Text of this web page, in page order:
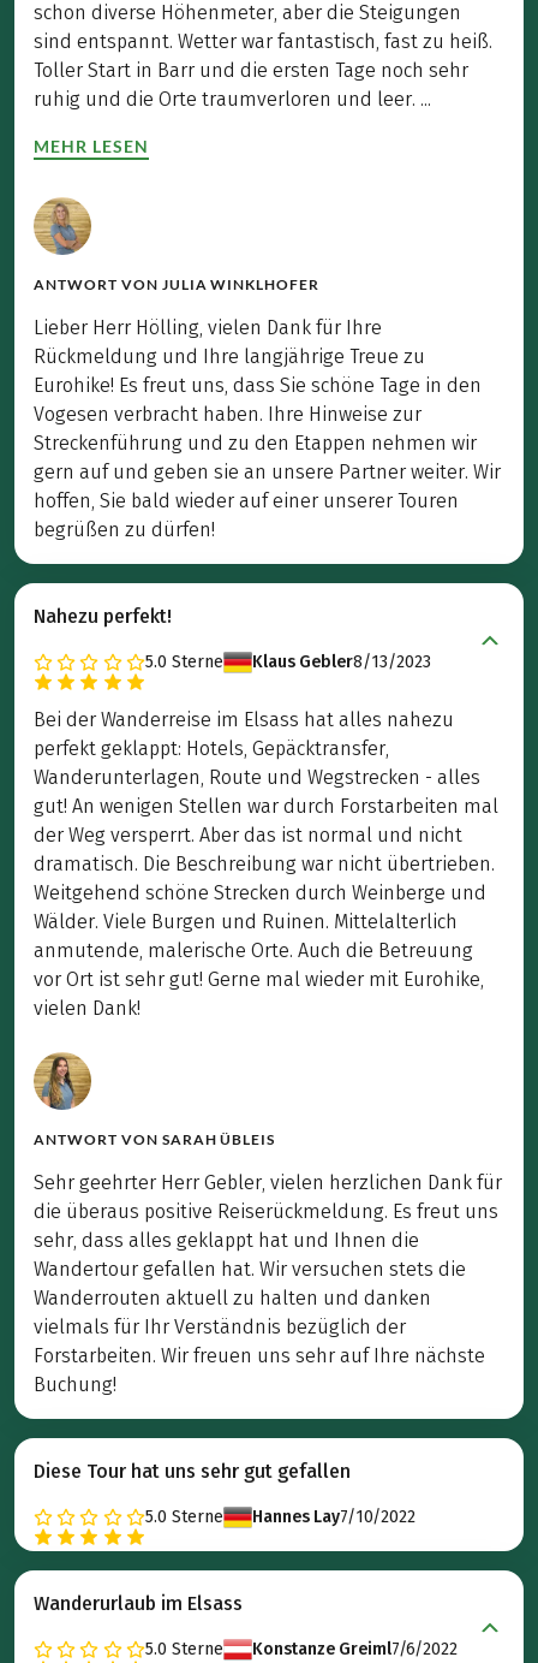
schon diverse Höhenmeter, aber die Steigungen
sind entspannt. Wetter war fantastisch, fast zu heiß.
Toller Start in Barr und die ersten Tage noch sehr
ruhig und die Orte traumverloren und leer. ...
MEHR LESEN
ANTWORT VON JULIA WINKLHOFER
Lieber Herr Hölling, vielen Dank für Ihre
Rückmeldung und Ihre langjährige Treue zu
Eurohike! Es freut uns, dass Sie schöne Tage in den
Vogesen verbracht haben. Ihre Hinweise zur
Streckenführung und zu den Etappen nehmen wir
gern auf und geben sie an unsere Partner weiter. Wir
hoffen, Sie bald wieder auf einer unserer Touren
begrüßen zu dürfen!
Nahezu perfekt!
5.0 Sterne Klaus Gebler8/13/2023
Bei der Wanderreise im Elsass hat alles nahezu
perfekt geklappt: Hotels, Gepäcktransfer,
Wanderunterlagen, Route und Wegstrecken - alles
gut! An wenigen Stellen war durch Forstarbeiten mal
der Weg versperrt. Aber das ist normal und nicht
dramatisch. Die Beschreibung war nicht übertrieben.
Weitgehend schöne Strecken durch Weinberge und
Wälder. Viele Burgen und Ruinen. Mittelalterlich
anmutende, malerische Orte. Auch die Betreuung
vor Ort ist sehr gut! Gerne mal wieder mit Eurohike,
vielen Dank!
ANTWORT VON SARAH ÜBLEIS
Sehr geehrter Herr Gebler, vielen herzlichen Dank für
die überaus positive Reiserückmeldung. Es freut uns
sehr, dass alles geklappt hat und Ihnen die
Wandertour gefallen hat. Wir versuchen stets die
Wanderrouten aktuell zu halten und danken
vielmals für Ihr Verständnis bezüglich der
Forstarbeiten. Wir freuen uns sehr auf Ihre nächste
Buchung!
Diese Tour hat uns sehr gut gefallen
5.0 Sterne Hannes Lay7/10/2022
Wanderurlaub im Elsass
5.0 Sterne Konstanze Greiml7/6/2022